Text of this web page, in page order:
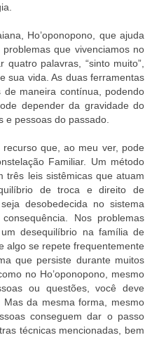
Ho’oponopono, que ajuda
que vivenciamos no
palavras, “sinto muito”,
sua vida. As duas ferramentas
de maneira contínua, podendo
depender da gravidade do
e pessoas do passado.
que, ao meu ver, pode
Familiar. Um método
três leis sistêmicas que atuam
de troca e direito de
desobedecida no sistema
Nos problemas
desequilíbrio na família de
algo se repete frequentemente
que persiste durante muitos
no Ho’oponopono, mesmo
ou questões, você deve
da mesma forma, mesmo
conseguem dar o passo
técnicas mencionadas, bem